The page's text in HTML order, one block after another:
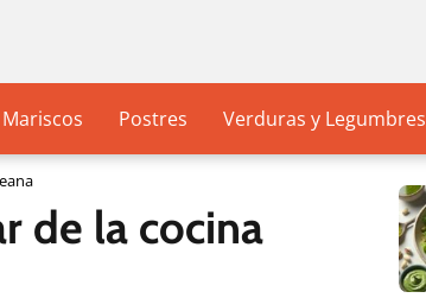
Postres Verduras y Legumbres
de la cocina